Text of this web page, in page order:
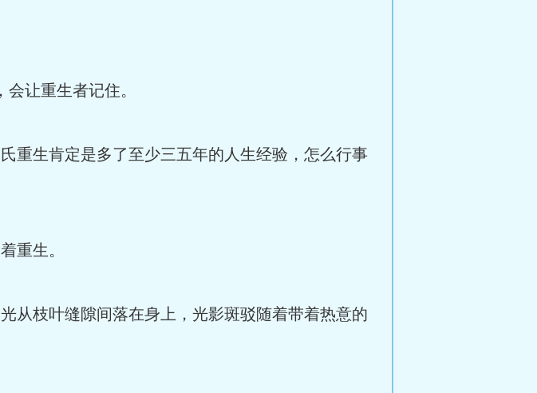
让重生者记住。
重生肯定是多了至少三五年的人生经验，怎么行事
重生。
从枝叶缝隙间落在身上，光影斑驳随着带着热意的